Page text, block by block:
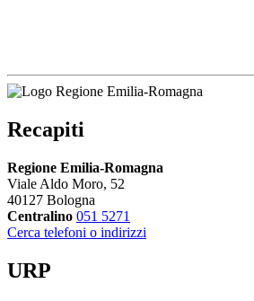
Recapiti
Regione Emilia-Romagna
Viale Aldo Moro, 52
40127 Bologna
Centralino 051 5271
Cerca telefoni o indirizzi
URP